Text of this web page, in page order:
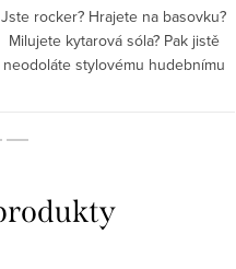
Jste rocker? Hrajete na basovku?
Milujete kytarová sóla? Pak jistě
neodoláte stylovému hudebnímu